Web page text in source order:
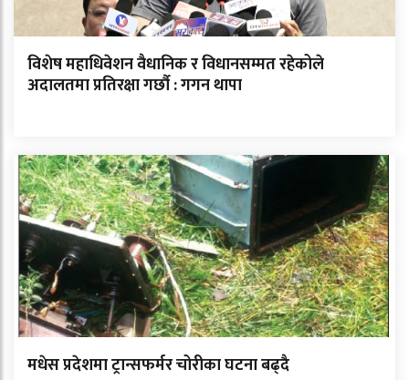
विशेष महाधिवेशन वैधानिक र विधानसम्मत रहेकोले
अदालतमा प्रतिरक्षा गर्छौ : गगन थापा
मधेस प्रदेशमा ट्रान्सफर्मर चोरीका घटना बढ्दै